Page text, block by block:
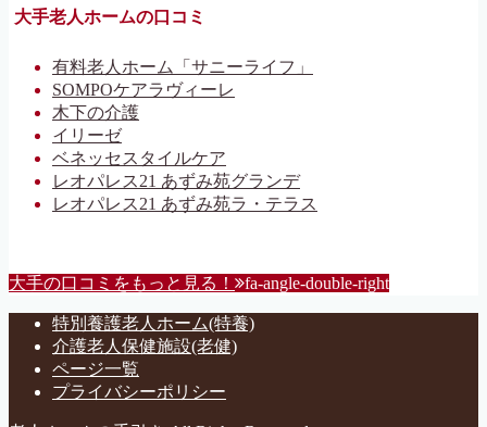
大手老人ホームの口コミ
有料老人ホーム「サニーライフ」
SOMPOケアラヴィーレ
木下の介護
イリーゼ
ベネッセスタイルケア
レオパレス21 あずみ苑グランデ
レオパレス21 あずみ苑ラ・テラス
大手の口コミをもっと見る！ fa-angle-double-right
特別養護老人ホーム(特養)
介護老人保健施設(老健)
ページ一覧
プライバシーポリシー